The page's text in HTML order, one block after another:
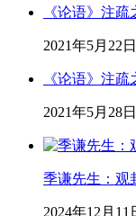
《论语》注
2021年5月22日
《论语》注
2021年5月28日
季谦先生：观
2024年12月11